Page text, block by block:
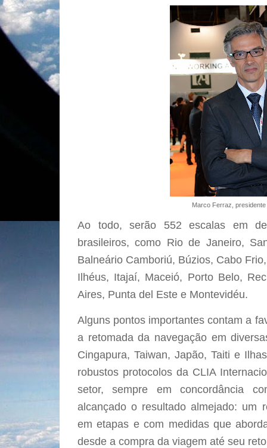
Marco Ferraz,
Ao todo, serão 552 escalas em
brasileiros, como Rio de Janeiro,
Balneário Camboriú, Búzios, Cabo
Ilhéus, Itajaí, Maceió, Porto Belo,
Aires, Punta del Este e Montevidéu.
Alguns pontos importantes contam a
a retomada da navegação em
Cingapura, Taiwan, Japão, Taiti e
robustos protocolos da CLIA
setor, sempre em concordância
alcançado o resultado almejado: um
em etapas e com medidas que
desde a compra da viagem até seu